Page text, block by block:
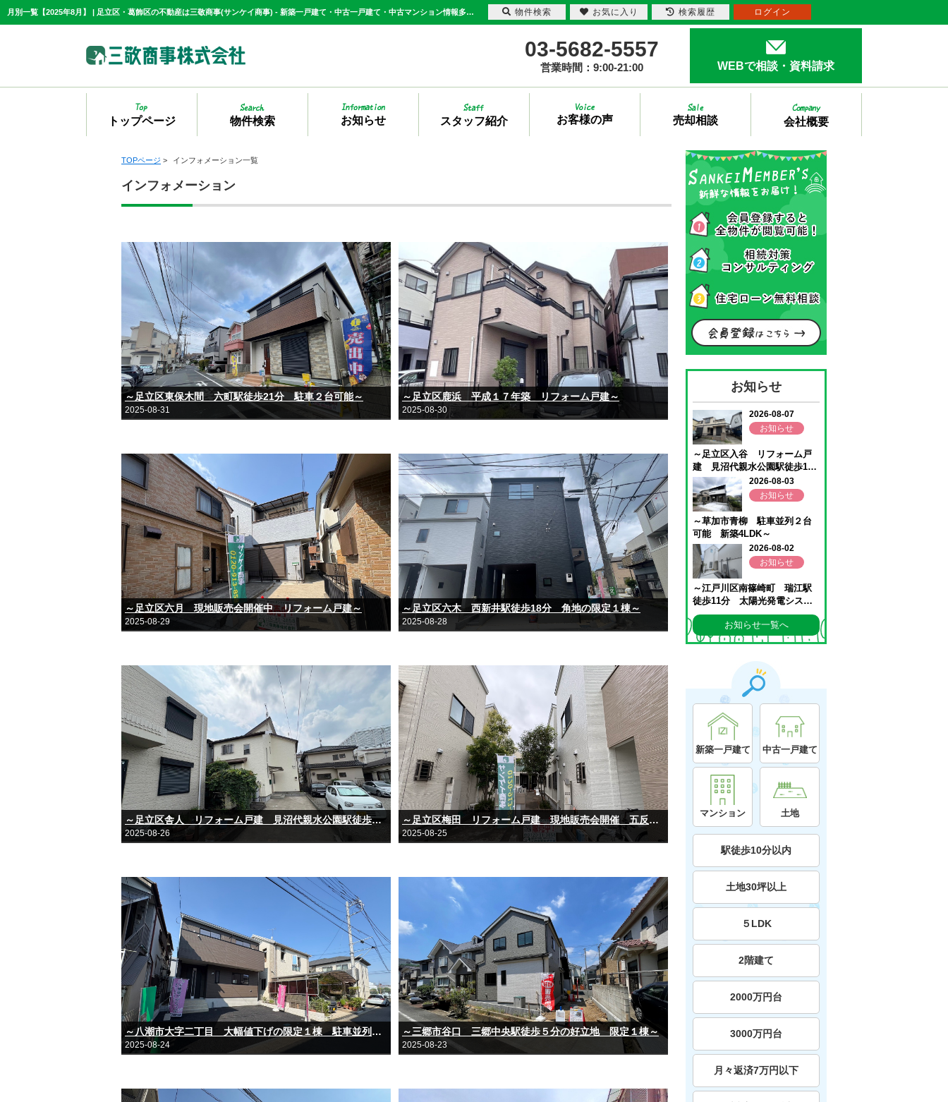
月別一覧【2025年8月】 | 足立区・葛飾区の不動産は三敬商事(サンケイ商事) - 新築一戸建て・中古一戸建て・中古マンション情報多数取り扱い
03-5682-5557
営業時間：9:00-21:00 WEBで相談・資料請求
トップページ 物件検索 お知らせ スタッフ紹介 お客様の声 売却相談 会社概要
TOPページ > インフォメーション一覧
インフォメーション
～足立区東保木間 六町駅徒歩21分 駐車２台可能～
2025-08-31
～足立区鹿浜 平成１７年築 リフォーム戸建～
2025-08-30
～足立区六月 現地販売会開催中 リフォーム戸建～
2025-08-29
～足立区六木 西新井駅徒歩18分 角地の限定１棟～
2025-08-28
～足立区舎人 リフォーム戸建 見沼代親水公園駅徒歩９分の好立地～
2025-08-26
～足立区梅田 リフォーム戸建 現地販売会開催 五反野駅徒歩１２分の好立地～
2025-08-25
～八潮市大字二丁目 大幅値下げの限定１棟 駐車並列２台～
2025-08-24
～三郷市谷口 三郷中央駅徒歩５分の好立地 限定１棟～
2025-08-23
お知らせ
お知らせ一覧へ
新築一戸建て 中古一戸建て
マンション 土地
駅徒歩10分以内
土地30坪以上
５LDK
2階建て
2000万円台
3000万円台
月々返済7万円以下
物件検索 お気に入り 検索履歴 ログイン